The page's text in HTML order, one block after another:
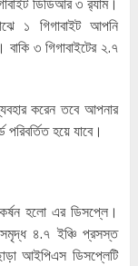
ডিডিআর ৩ র‍্যাম।
১ গিগাবাইট আপনি
৩ গিগাবাইটের ২.৭
করেন তবে আপনার
পরিবর্তিত হয়ে যাবে।
হলো এর ডিসপ্লে।
৪.৭ ইঞ্চি প্রসস্ত
আইপিএস ডিসপ্লেটি